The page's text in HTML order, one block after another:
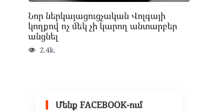
Նոր ներկայացուցչական Վոլգայի
կողքով ոչ մեկ չի կարող անտարբեր
անցնել
2.4k.
Մենք FACEBOOK-ում